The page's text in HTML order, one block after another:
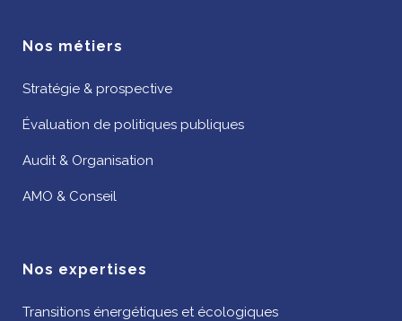
Nos métiers
Stratégie & prospective
Évaluation de politiques publiques
Audit & Organisation
AMO & Conseil
Nos expertises
Transitions énergétiques et écologiques